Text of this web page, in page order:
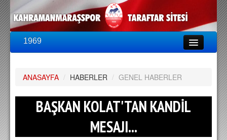
1969
PUAN DURUMU
FİKSTÜR
KADRO
A TAKIM KADROSU
ANASAYFA / HABERLER / GENEL HABERLER
BAŞKAN KOLAT'TAN KANDİL
MESAJI...